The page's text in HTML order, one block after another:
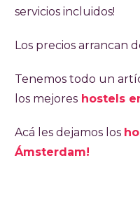
servicios incluidos!
Los precios arrancan
Tenemos todo un
los mejores hostels
Acá les dejamos los
Ámsterdam!